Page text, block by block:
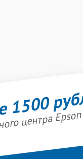
1500
центра Epson